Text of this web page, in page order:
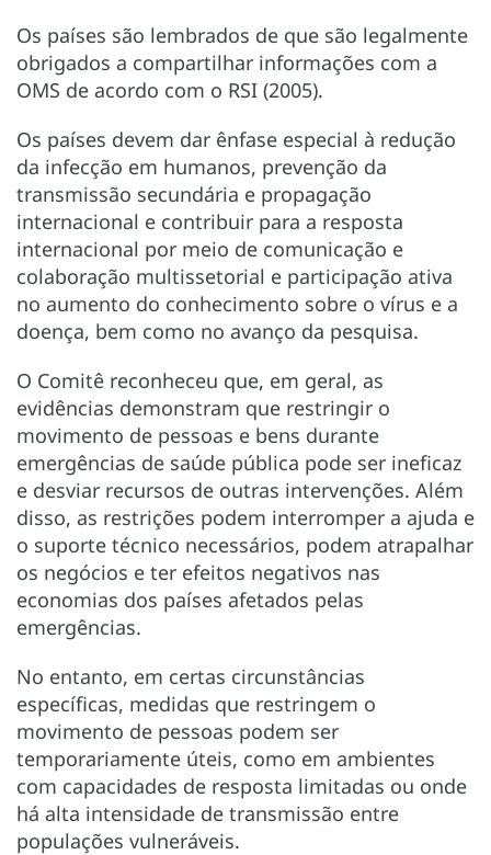
Os países são lembrados de que são legalmente
obrigados a compartilhar informações com a
OMS de acordo com o RSI (2005).
Os países devem dar ênfase especial à redução
da infecção em humanos, prevenção da
transmissão secundária e propagação
internacional e contribuir para a resposta
internacional por meio de comunicação e
colaboração multissetorial e participação ativa
no aumento do conhecimento sobre o vírus e a
doença, bem como no avanço da pesquisa.
O Comitê reconheceu que, em geral, as
evidências demonstram que restringir o
movimento de pessoas e bens durante
emergências de saúde pública pode ser ineficaz
e desviar recursos de outras intervenções. Além
disso, as restrições podem interromper a ajuda e
o suporte técnico necessários, podem atrapalhar
os negócios e ter efeitos negativos nas
economias dos países afetados pelas
emergências.
No entanto, em certas circunstâncias
específicas, medidas que restringem o
movimento de pessoas podem ser
temporariamente úteis, como em ambientes
com capacidades de resposta limitadas ou onde
há alta intensidade de transmissão entre
populações vulneráveis.